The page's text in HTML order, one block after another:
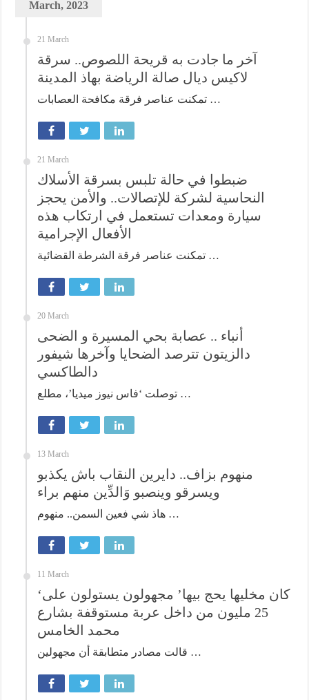
March, 2023
21 March
آخر ما جادت به قريحة اللصوص.. سرقة
لاكيس ديال صالة الرياضة بهاذ المدينة
تمكنت عناصر فرقة مكافحة العصابات …
21 March
ضبطوا في حالة تلبس بسرقة الأسلاك
النحاسية لشركة للإتصالات.. والأمن يحجز
سيارة ومعدات تستعمل في ارتكاب هذه
الأفعال الإجرامية
تمكنت عناصر فرقة الشرطة القضائية …
20 March
أنباء .. عصابة بحي المسيرة و الضحى
دالزيتون تترصد الضحايا وآخرها شيفور
دالطاكسي
توصلت ‘فاس نيوز ميديا’، مطلع …
13 March
منهوم بزاف.. دايرين النقاب باش يكذبو
ويسرقو وينصبو وَالدِّين منهم براء
هاذ شي فعين السمن.. منهوم …
11 March
‘كان مخليها يحج بيها’ مجهولون يستولون على
25 مليون من داخل عربة مستوقفة بشارع
محمد الخامس
قالت مصادر متطابقة أن مجهولين …